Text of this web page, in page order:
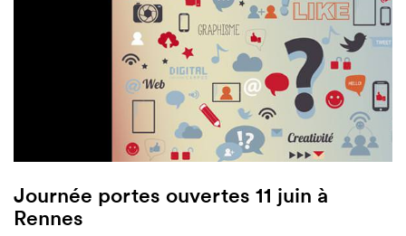
Journée portes ouvertes 11 juin à
Rennes